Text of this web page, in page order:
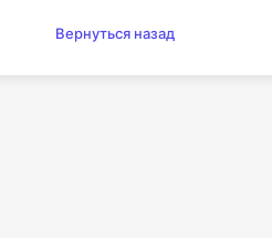
Вернуться назад